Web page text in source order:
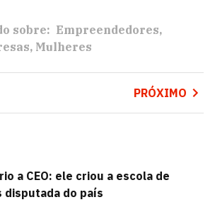
sobre: Empreendedores
Mulheres
PRÓXIMO
a CEO: ele criou a escola de
disputada do país